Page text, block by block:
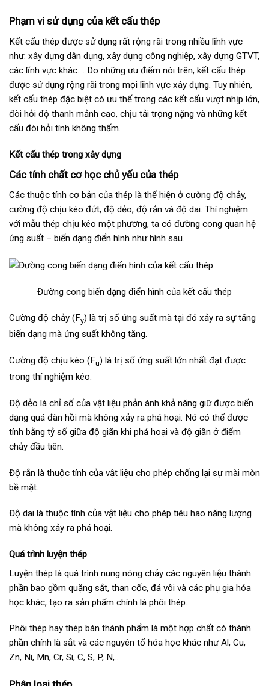
Phạm vi sử dụng của kết cấu thép
Kết cấu thép được sử dụng rất rộng rãi trong nhiều lĩnh vực
như: xây dựng dân dụng, xây dựng công nghiệp, xây dựng GTVT,
các lĩnh vực khác…. Do những ưu điểm nói trên, kết cấu thép
được sử dụng rộng rãi trong mọi lĩnh vực xây dựng. Tuy nhiên,
kết cấu thép đặc biệt có ưu thế trong các kết cấu vượt nhịp lớn,
đòi hỏi độ thanh mảnh cao, chịu tải trọng nặng và những kết
cấu đòi hỏi tính không thấm.
Kết cấu thép trong xây dựng
Các tính chất cơ học chủ yếu của thép
Các thuộc tính cơ bản của thép là thể hiện ở cường độ chảy,
cường độ chịu kéo đứt, độ dẻo, độ rắn và độ dai. Thí nghiệm
với mẫu thép chịu kéo một phương, ta có đường cong quan hệ
ứng suất – biến dạng điển hình như hình sau.
Đường cong biến dạng điển hình của kết cấu thép
Cường độ chảy (Fy) là trị số ứng suất mà tại đó xảy ra sự tăng
biến dạng mà ứng suất không tăng.
Cường độ chịu kéo (Fu) là trị số ứng suất lớn nhất đạt được
trong thí nghiệm kéo.
Độ dẻo là chỉ số của vật liệu phản ánh khả năng giữ được biến
dạng quá đàn hồi mà không xảy ra phá hoại. Nó có thể được
tính bằng tỷ số giữa độ giãn khi phá hoại và độ giãn ở điểm
chảy đầu tiên.
Độ rắn là thuộc tính của vật liệu cho phép chống lại sự mài mòn
bề mặt.
Độ dai là thuộc tính của vật liệu cho phép tiêu hao năng lượng
mà không xảy ra phá hoại.
Quá trình luyện thép
Luyện thép là quá trình nung nóng chảy các nguyên liệu thành
phần bao gồm quặng sắt, than cốc, đá vôi và các phụ gia hóa
học khác, tạo ra sản phẩm chính là phôi thép.
Phôi thép hay thép bán thành phẩm là một hợp chất có thành
phần chính là sắt và các nguyên tố hóa học khác như Al, Cu,
Zn, Ni, Mn, Cr, Si, C, S, P, N,…